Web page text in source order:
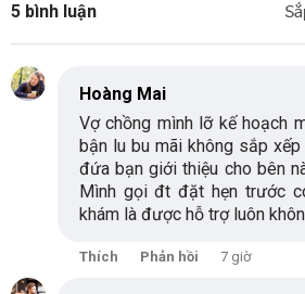
5 bình luận
Hoàng Mai
Vợ chồng mình lỡ kế hoạch
bận lu bu mãi không sắp
đứa bạn giới thiệu cho bên
Mình gọi đt đặt hẹn trước
khám là được hỗ trợ luôn
Thích Phản hồi 7 giờ